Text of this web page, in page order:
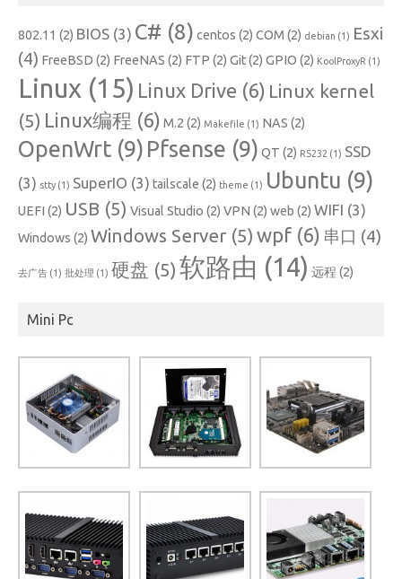
802.11 (2) BIOS (3) C# (8) centos (2) COM (2) debian (1) Esxi
(4) FreeBSD (2) FreeNAS (2) FTP (2) Git(2) GPIO (2) KoolProxyR (1)
Linux (15) Linux Drive (6) Linux kernel
(5) Linux编程 (6) M.2 (2) Makefile (1) NAS (2)
OpenWrt (9) Pfsense (9) QT (2) RS232 (1) SSD
(3) stty (1) SuperIO (3) tailscale (2) theme (1) Ubuntu (9)
UEFI (2) USB (5) Visual Studio (2) VPN (2) web (2) WIFI (3)
Windows (2) Windows Server (5) wpf (6) 串口 (4)
去广告 (1) 批处理 (1) 硬盘 (5) 软路由 (14) 远程 (2)
Mini Pc